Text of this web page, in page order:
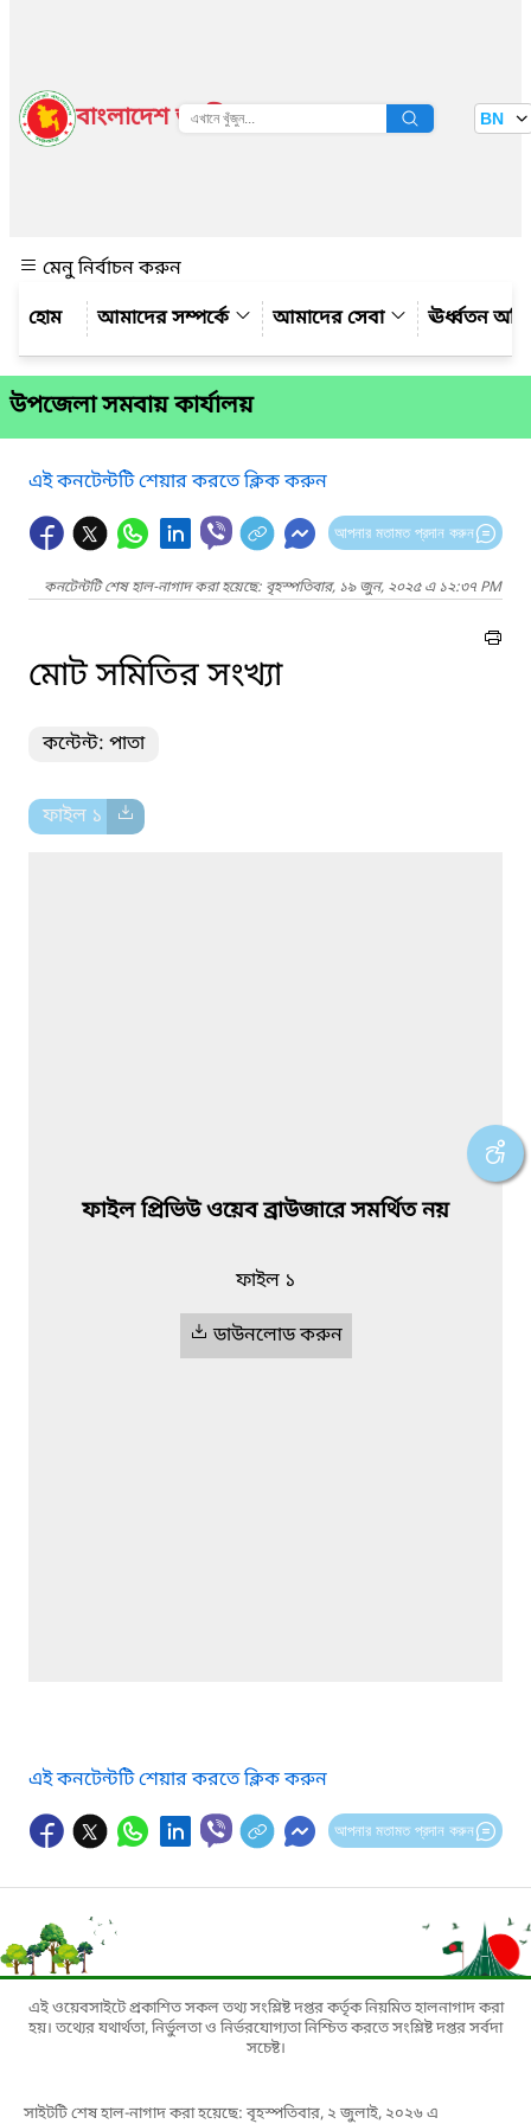
বাংলাদেশ জাতীয় তথ্য বাতায়ন BN
মেনু নির্বাচন করুন
আমাদের সম্পর্কে
আমাদের সেবা ঊর্ধ্বতন
উপজেলা সমবায় কার্যালয়
এই কনটেন্টটি শেয়ার করতে ক্লিক করুন
আপনার মতামত প্রদান করুন
কনটেন্টটি শেষ হাল-নাগাদ করা হয়েছে: বৃহস্পতিবার, ১৯ জুন, ২০২৫ এ ১২:৩৭ PM
মোট সমিতির সংখ্যা
কন্টেন্ট: পাতা
ফাইল ১
ফাইল প্রিভিউ ওয়েব ব্রাউজারে সমর্থিত নয়
ফাইল ১
ডাউনলোড করুন
এই কনটেন্টটি শেয়ার করতে ক্লিক করুন
আপনার মতামত প্রদান করুন
এই ওয়েবসাইটে প্রকাশিত সকল তথ্য সংশ্লিষ্ট দপ্তর কর্তৃক নিয়মিত হালনাগাদ করা
হয়। তথ্যের যথার্থতা, নির্ভুলতা ও নির্ভরযোগ্যতা নিশ্চিত করতে সংশ্লিষ্ট দপ্তর সর্বদা
সচেষ্ট।
সাইটটি শেষ হাল-নাগাদ করা হয়েছে: বৃহস্পতিবার, ২ জুলাই, ২০২৬ এ